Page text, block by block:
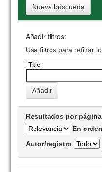
Nueva búsqueda
Añadir filtros:
Usa filtros para refinar
Resultados por página
En orden
Autor/registro